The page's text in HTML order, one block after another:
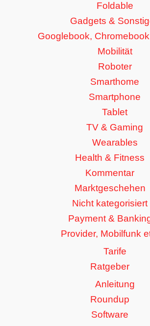
Foldable
Gadgets &
Googlebook,
Mobilität
Roboter
Smarthome
Smartphone
Tablet
TV & Gaming
Wearables
Health & Fitness
Kommentar
Marktgeschehen
Nicht kategorisiert
Payment &
Provider, Mobilfunk
Tarife
Ratgeber
Anleitung
Roundup
Software